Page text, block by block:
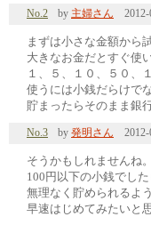
No.2 by 主婦さん 2012-
まずは小さな金額から
大きなお金だとすぐ使
１、５、１０、５０、
使うには小銭だらけで
貯まったらそのまま銀行
No.3 by 発明さん 2012-
そうかもしれませんね。
100円以下の小銭でした
無理なく貯められるよ
早速はじめてみたいと